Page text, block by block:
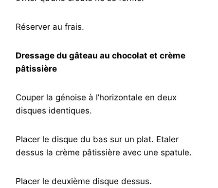
Réserver au frais.
Dressage du gâteau au chocolat et crème
pâtissière
Couper la génoise à l’horizontale en deux
disques identiques.
Placer le disque du bas sur un plat. Etaler
dessus la crème pâtissière avec une spatule.
Placer le deuxième disque dessus.